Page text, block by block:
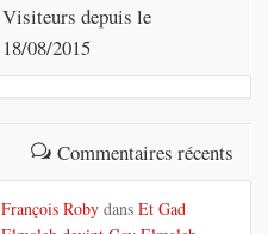
Visiteurs depuis le
18/08/2015
Commentaires récents
François Roby dansEt Gad